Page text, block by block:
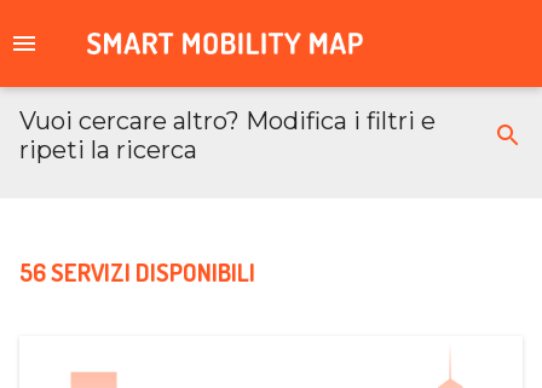
Vuoi cercare altro? Modifica i filtri e
ripeti la ricerca
56 SERVIZI DISPONIBILI